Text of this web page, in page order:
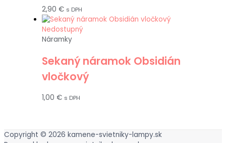
2,90 € s DPH
Nedostupný
Náramky
Sekaný náramok Obsidián
vločkový
1,00 € s DPH
Copyright © 2026 kamene-svietniky-lampy.sk